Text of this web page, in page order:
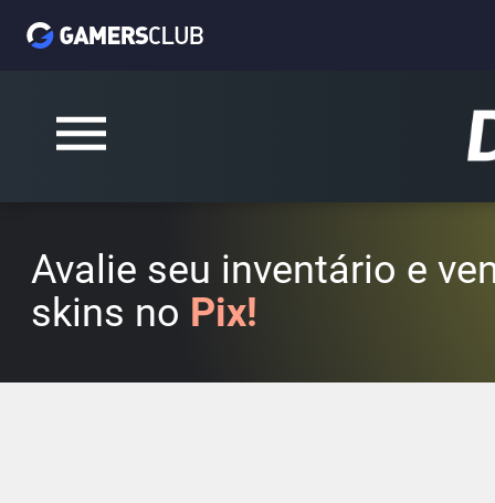
Avalie seu inventário e
skins no Pix!